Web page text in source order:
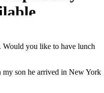
you like to have lunch
son he arrived in New York